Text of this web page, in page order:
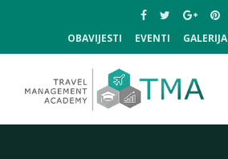
OBAVIJESTI EVENTI GALERIJA